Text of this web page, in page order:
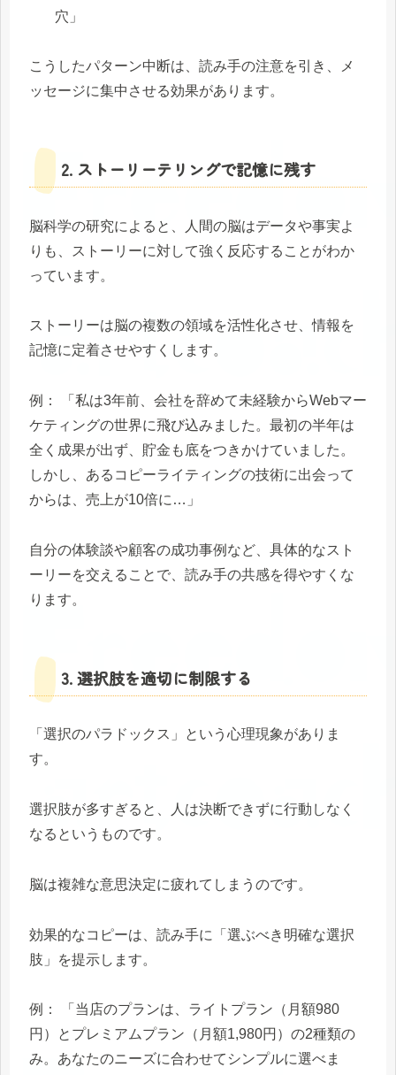
穴」
こうしたパターン中断は、読み手の注意を引き、メ
ッセージに集中させる効果があります。
2. ストーリーテリングで記憶に残す
脳科学の研究によると、人間の脳はデータや事実よ
りも、ストーリーに対して強く反応することがわか
っています。
ストーリーは脳の複数の領域を活性化させ、情報を
記憶に定着させやすくします。
例： 「私は3年前、会社を辞めて未経験からWebマー
ケティングの世界に飛び込みました。最初の半年は
全く成果が出ず、貯金も底をつきかけていました。
しかし、あるコピーライティングの技術に出会って
からは、売上が10倍に…」
自分の体験談や顧客の成功事例など、具体的なスト
ーリーを交えることで、読み手の共感を得やすくな
ります。
3. 選択肢を適切に制限する
「選択のパラドックス」という心理現象がありま
す。
選択肢が多すぎると、人は決断できずに行動しなく
なるというものです。
脳は複雑な意思決定に疲れてしまうのです。
効果的なコピーは、読み手に「選ぶべき明確な選択
肢」を提示します。
例： 「当店のプランは、ライトプラン（月額980
円）とプレミアムプラン（月額1,980円）の2種類の
み。あなたのニーズに合わせてシンプルに選べま